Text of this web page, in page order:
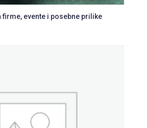
firme, evente i posebne prilike